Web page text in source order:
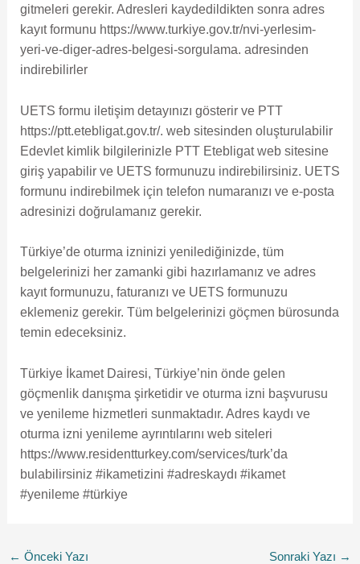
gitmeleri gerekir. Adresleri kaydedildikten sonra adres
kayıt formunu https://www.turkiye.gov.tr/nvi-yerlesim-
yeri-ve-diger-adres-belgesi-sorgulama. adresinden
indirebilirler
UETS formu iletişim detayınızı gösterir ve PTT
https://ptt.etebligat.gov.tr/. web sitesinden oluşturulabilir
Edevlet kimlik bilgilerinizle PTT Etebligat web sitesine
giriş yapabilir ve UETS formunuzu indirebilirsiniz. UETS
formunu indirebilmek için telefon numaranızı ve e-posta
adresinizi doğrulamanız gerekir.
Türkiye’de oturma izninizi yenilediğinizde, tüm
belgelerinizi her zamanki gibi hazırlamanız ve adres
kayıt formunuzu, faturanızı ve UETS formunuzu
eklemeniz gerekir. Tüm belgelerinizi göçmen bürosunda
temin edeceksiniz.
Türkiye İkamet Dairesi, Türkiye’nin önde gelen
göçmenlik danışma şirketidir ve oturma izni başvurusu
ve yenileme hizmetleri sunmaktadır. Adres kaydı ve
oturma izni yenileme ayrıntılarını web siteleri
https://www.residentturkey.com/services/turk’da
bulabilirsiniz #ikametizini #adreskaydı #ikamet
#yenileme #türkiye
← Önceki Yazı Sonraki Yazı →